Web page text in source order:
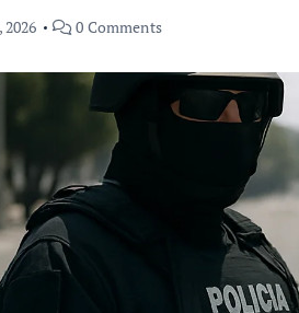
0 Comments